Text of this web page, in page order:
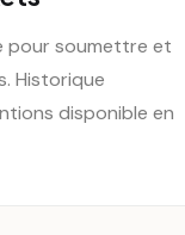
pour soumettre et
Historique
disponible en